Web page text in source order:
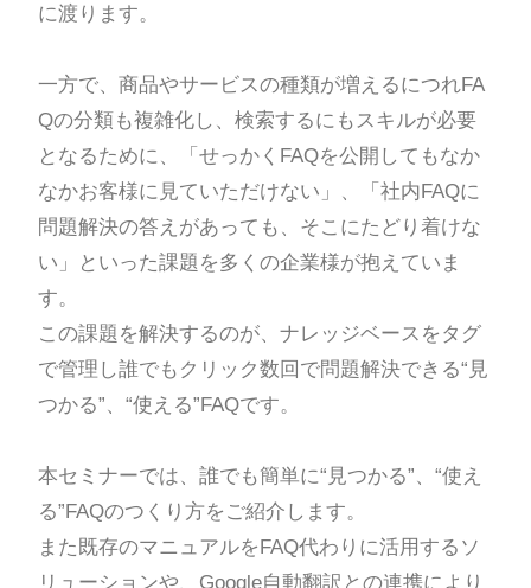
に渡ります。
一方で、商品やサービスの種類が増えるにつれFA
Qの分類も複雑化し、検索するにもスキルが必要
となるために、「せっかくFAQを公開してもなか
なかお客様に見ていただけない」、「社内FAQに
問題解決の答えがあっても、そこにたどり着けな
い」といった課題を多くの企業様が抱えていま
す。
この課題を解決するのが、ナレッジベースをタグ
で管理し誰でもクリック数回で問題解決できる“見
つかる”、“使える”FAQです。
本セミナーでは、誰でも簡単に“見つかる”、“使え
る”FAQのつくり方をご紹介します。
また既存のマニュアルをFAQ代わりに活用するソ
リューションや、Google自動翻訳との連携により